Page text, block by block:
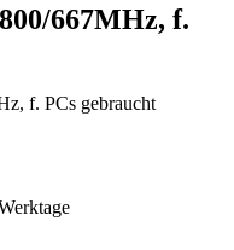
667MHz, f.